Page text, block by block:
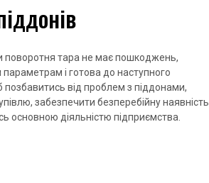
поворотня тара не має пошкоджень,
параметрам і готова до наступного
позбавитись від проблем з піддонами,
забезпечити безперебійну наявність
основною діяльністю підприємства.